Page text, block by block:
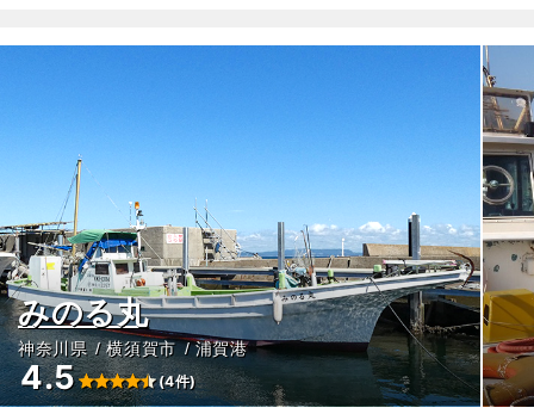
みのる丸
神奈川県 横須賀市 浦賀港
4.5 (4件)